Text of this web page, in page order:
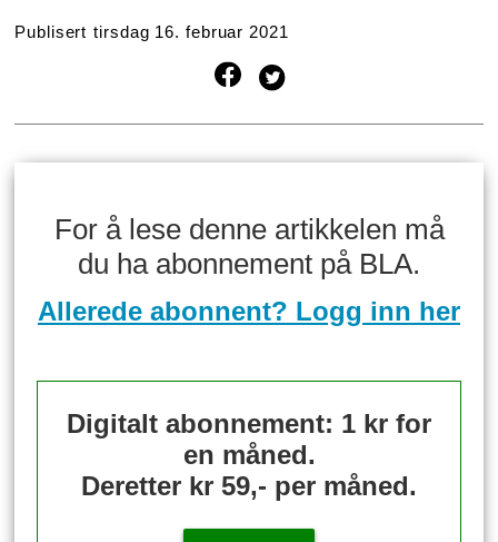
Publisert tirsdag 16. februar 2021
For å lese denne artikkelen må
du ha abonnement på BLA.
Allerede abonnent? Logg inn her
Digitalt abonnement: 1 kr for
en måned.
Deretter kr 59,- per måned.